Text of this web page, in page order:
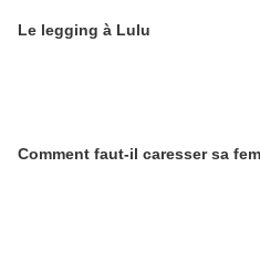
Le legging à Lulu
Comment faut-il caresser sa